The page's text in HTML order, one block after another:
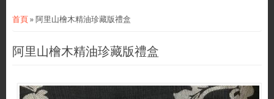
首頁» 阿里山檜木精油珍藏版禮盒
阿里山檜木精油珍藏版禮盒